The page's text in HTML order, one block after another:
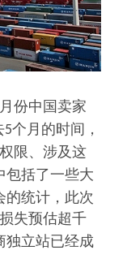
月份中国卖家
5个月 的时间 ，
限、涉及这
包括了一些大
的统计，此次
失预估超千
独立站已经成